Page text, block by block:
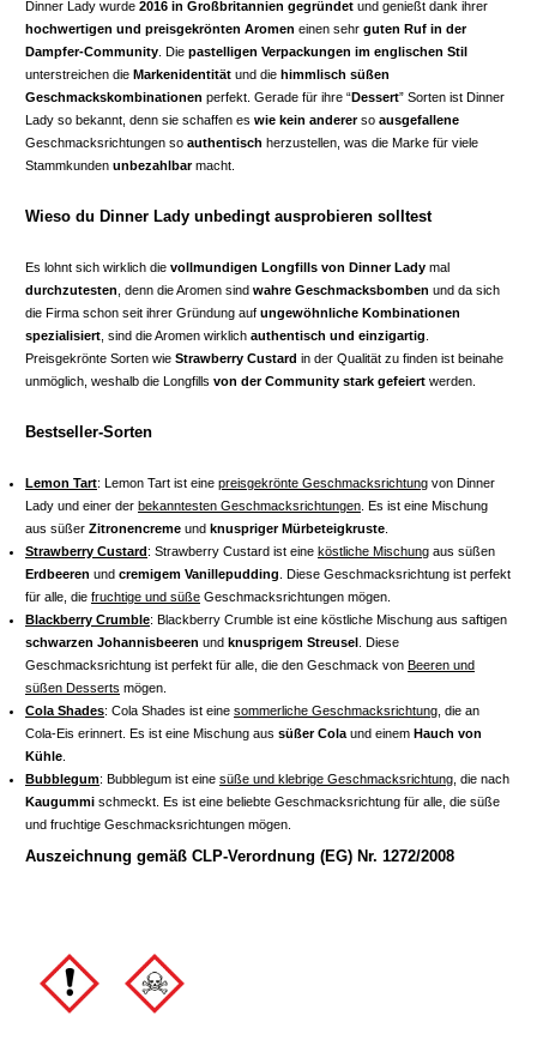
Dinner Lady wurde 2016 in Großbritannien gegründet und genießt dank ihrer
hochwertigen und preisgekrönten Aromen einen sehr guten Ruf in der
Dampfer-Community . Die pastelligen Verpackungen im englischen Stil
unterstreichen die Markenidentität und die himmlisch süßen
Geschmackskombinationen perfekt. Gerade für ihre “Dessert” Sorten ist Dinner
Lady so bekannt, denn sie schaffen es wie kein andererso ausgefallene
Geschmacksrichtungen so authentisch herzustellen, was die Marke für viele
Stammkunden unbezahlbarmacht.
Wieso du Dinner Lady unbedingt ausprobieren solltest
Es lohnt sich wirklich die vollmundigen Longfills von Dinner Lady mal
durchzutesten , denn die Aromen sind wahre Geschmacksbomben und da sich
die Firma schon seit ihrer Gründung auf ungewöhnliche Kombinationen
spezialisiert , sind die Aromen wirklich authentisch und einzigartig
Preisgekrönte Sorten wie Strawberry Custard in der Qualität zu finden ist beinahe
unmöglich, weshalb die Longfills von der Community stark gefeiert werden.
Bestseller-Sorten
Lemon Tart: Lemon Tart ist eine preisgekrönte Geschmacksrichtung von Dinner
Lady und einer der bekanntesten Geschmacksrichtungen . Es ist eine Mischung
aus süßer Zitronencreme und knuspriger Mürbeteigkruste
Strawberry Custard : Strawberry Custard ist eine köstliche Mischung aus süßen
Erdbeeren und cremigem Vanillepudding . Diese Geschmacksrichtung ist perfekt
für alle, die fruchtige und süße Geschmacksrichtungen mögen.
Blackberry Crumble: Blackberry Crumble ist eine köstliche Mischung aus saftigen
schwarzen Johannisbeeren und knusprigem Streusel
. Diese
Geschmacksrichtung ist perfekt für alle, die den Geschmack von Beeren und
süßen Desserts mögen.
Cola Shades: Cola Shades ist eine sommerliche Geschmacksrichtung , die an
Cola-Eis erinnert. Es ist eine Mischung aus süßer Cola und einem Hauch von
Kühle
Bubblegum: Bubblegum ist eine süße und klebrige Geschmacksrichtung , die nach
Kaugummi schmeckt. Es ist eine beliebte Geschmacksrichtung für alle, die süße
und fruchtige Geschmacksrichtungen mögen.
Auszeichnung gemäß CLP-Verordnung (EG) Nr. 1272/2008